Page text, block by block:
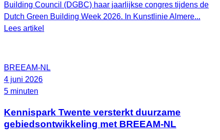
Building Council (DGBC) haar jaarlijkse congres tijdens de
Dutch Green Building Week 2026. In Kunstlinie Almere...
Lees artikel
BREEAM-NL
4 juni 2026
5 minuten
Kennispark Twente versterkt duurzame
gebiedsontwikkeling met BREEAM‑NL